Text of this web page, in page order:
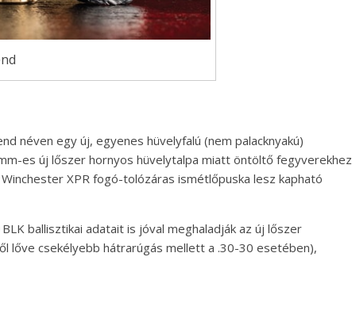
néven egy új, egyenes hüvelyfalú (nem palacknyakú)
es új lőszer hornyos hüvelytalpa miatt öntöltő fegyverekhez
XPR fogó-tolózáras ismétlőpuska lesz kapható
ballisztikai adatait is jóval meghaladják az új lőszer
lőve csekélyebb hátrarúgás mellett a .30-30 esetében),